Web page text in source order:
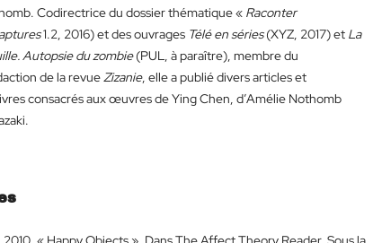
Codirectrice du dossier thématique « Raconter
1.2, 2016) et des ouvrages Télé en séries(XYZ, 2017) et La
Autopsie du zombie(PUL, à paraître), membre du
de la revueZizanie, elle a publié divers articles et
consacrés aux œuvres de Ying Chen, d’Amélie Nothomb